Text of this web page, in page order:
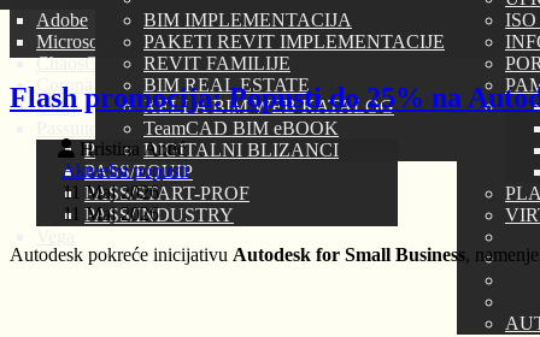
Adobe
Microsoft
ChaosGROUP
Corona Renderer
Unity
PASS/HYDROSYSTEM
PASS/EQUIP
PASS/START-PROF
PASS/INDUSTRY
BIM IMPLEMENTACIJA
PAKETI REVIT IMPLEMENTACIJE
REVIT FAMILIJE
BIM REAL ESTATE
XELLA BIM WEB KATALOG
TeamCAD BIM eBOOK
DIGITALNI BLIZANCI
Flash promocija: Popusti do 25% na
Hristina Antić
Aktuelni popusti
11 Maj 2026
11 Maj 2026
Autodesk pokreće inicijativu Autodesk for Small Business,